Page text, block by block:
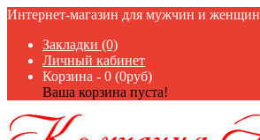
Интернет-магазин для мужчин и женщин
Закладки (0)
Личный кабинет
Корзина - 0 (0руб)
Ваша корзина пуста!